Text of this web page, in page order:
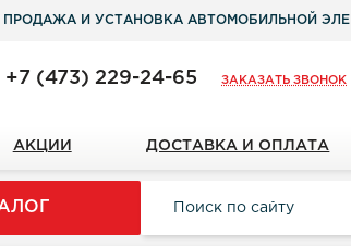
ПРОДАЖА И УСТАНОВКА АВТОМОБИЛЬНОЙ
+7 (473) 229-24-65 ЗАКАЗАТЬ ЗВОНОК
АКЦИИ ДОСТАВКА И ОПЛАТА